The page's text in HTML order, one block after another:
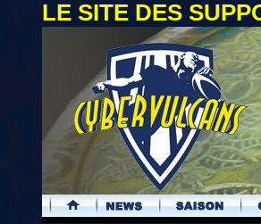
LE SITE DES
.